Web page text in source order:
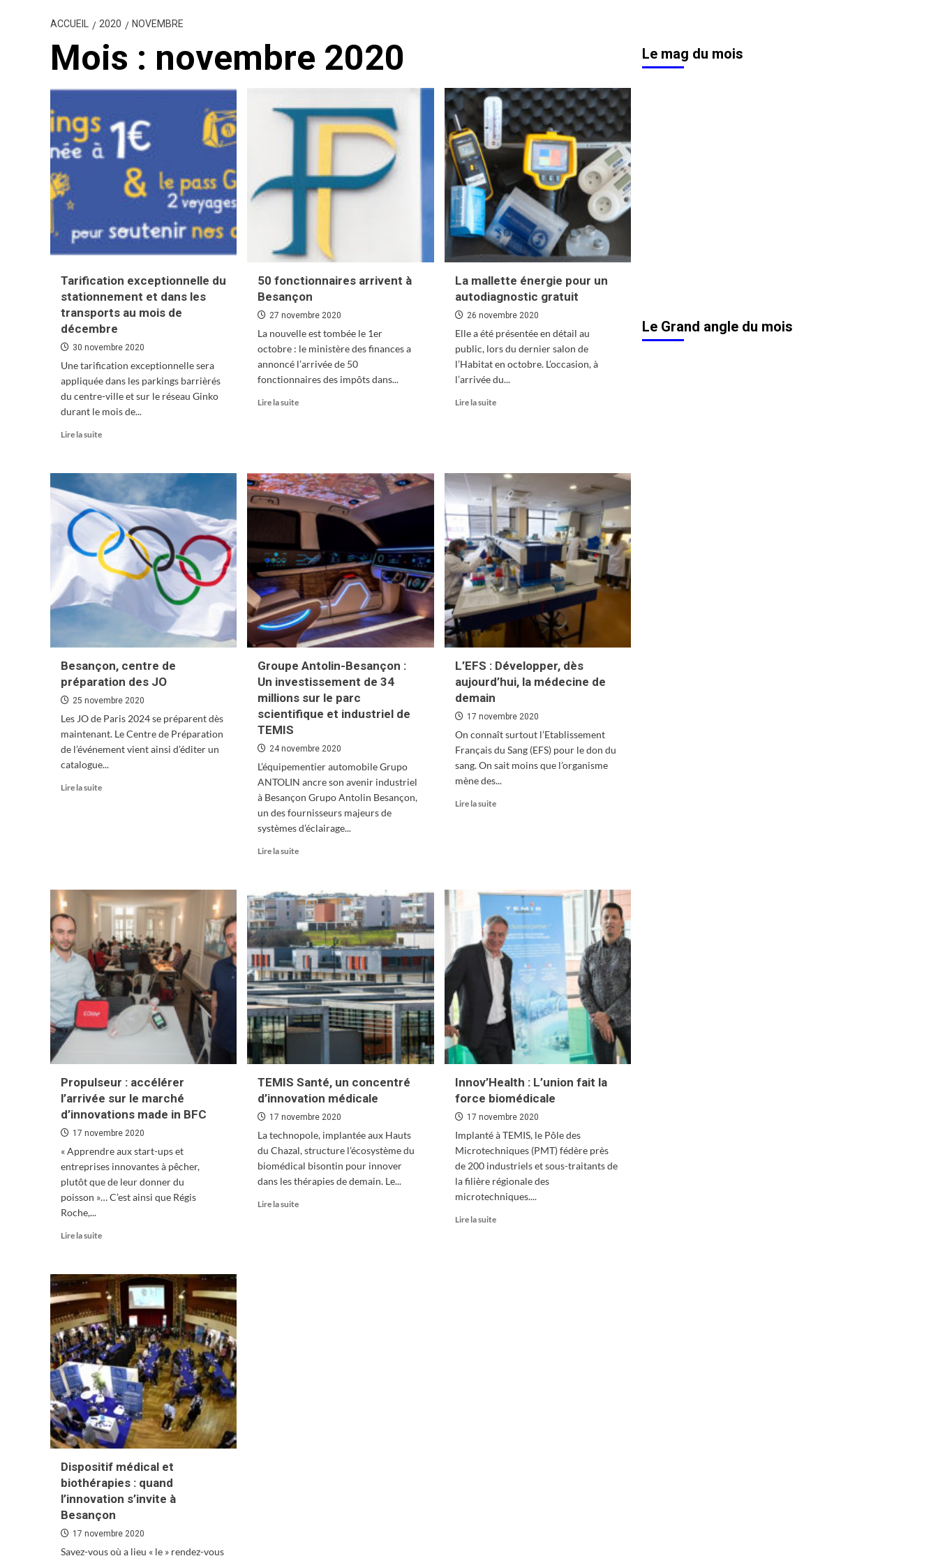
ACCUEIL 2020 NOVEMBRE
Mois : novembre 2020
Tarification exceptionnelle du
stationnement et dans les
transports au mois de
décembre
30 novembre 2020
Une tarification exceptionnelle sera
appliquée dans les parkings barrièrés
du centre-ville et sur le réseau Ginko
durant le mois de...
Lire la suiteEn
sur
exceptionnelle
du
stationnement
et
dans
les
transports
au
mois
50 fonctionnaires arrivent à
Besançon
27 novembre 2020
La nouvelle est tombée le 1er
octobre : le ministère des finances a
annoncé l’arrivée de 50
fonctionnaires des impôts dans...
Lire la suiteEn
arrivent
à
Besançon
La mallette énergie pour un
autodiagnostic gratuit
26 novembre 2020
Elle a été présentée en détail au
public, lors du dernier salon de
l’Habitat en octobre. L’occasion, à
l’arrivée du...
Lire la suiteEn
énergie
pour
un
autodiagnostic
gratuit
Besançon, centre de
préparation des JO
25 novembre 2020
Les JO de Paris 2024 se préparent dès
maintenant. Le Centre de Préparation
de l’événement vient ainsi d’éditer un
catalogue...
Lire la suiteEn
des
JO
Groupe Antolin-Besançon :
Un investissement de 34
millions sur le parc
scientifique et industriel de
TEMIS
24 novembre 2020
L’équipementier automobile Grupo
ANTOLIN ancre son avenir industriel
à Besançon Grupo Antolin Besançon,
un des fournisseurs majeurs de
systèmes d’éclairage...
Lire la suiteEn
Groupe
Antolin-
Besançon
Un
investissement
de
34
millions
sur
le
industriel
de
TEMIS
L’EFS : Développer, dès
aujourd’hui, la médecine de
demain
17 novembre 2020
On connaît surtout l’Etablissement
Français du Sang (EFS) pour le don du
sang. On sait moins que l’organisme
mène des...
Lire la suiteEn
dès
aujourd’hui,
la
médecine
de
demain
Propulseur : accélérer
l’arrivée sur le marché
d’innovations made in BFC
17 novembre 2020
« Apprendre aux start-ups et
entreprises innovantes à pêcher,
plutôt que de leur donner du
poisson »… C’est ainsi que Régis
Roche,...
Lire la suiteEn
sur
Propulseur
:
accélérer
l’arrivée
sur
le
marché
d’innovations
made
in
BFC
TEMIS Santé, un concentré
d’innovation médicale
17 novembre 2020
La technopole, implantée aux Hauts
du Chazal, structure l’écosystème du
biomédical bisontin pour innover
dans les thérapies de demain. Le...
Lire la suiteEn
Innov’Health : L’union fait la
force biomédicale
17 novembre 2020
Implanté à TEMIS, le Pôle des
Microtechniques (PMT) fédère près
de 200 industriels et sous-traitants de
la filière régionale des
microtechniques....
Lire la suiteEn
Dispositif médical et
biothérapies : quand
l’innovation s’invite à
Besançon
17 novembre 2020
Savez-vous où a lieu « le » rendez-vous
Le mag du mois
Le Grand angle du mois